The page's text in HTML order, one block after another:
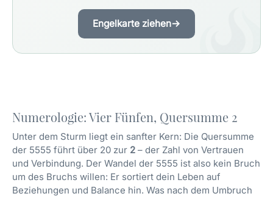
Engelkarte ziehen→
Numerologie: Vier Fünfen, Quersumme 2
Unter dem Sturm liegt ein sanfter Kern: Die Quersumme
der 5555 führt über 20 zur 2 – der Zahl von Vertrauen
und Verbindung. Der Wandel der 5555 ist also kein Bruch
um des Bruchs willen: Er sortiert dein Leben auf
Beziehungen und Balance hin. Was nach dem Umbruch